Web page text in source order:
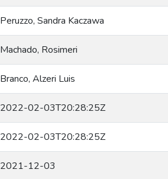
Peruzzo, Sandra Kaczawa
Machado, Rosimeri
Branco, Alzeri Luis
2022-02-03T20:28:25Z
2022-02-03T20:28:25Z
2021-12-03